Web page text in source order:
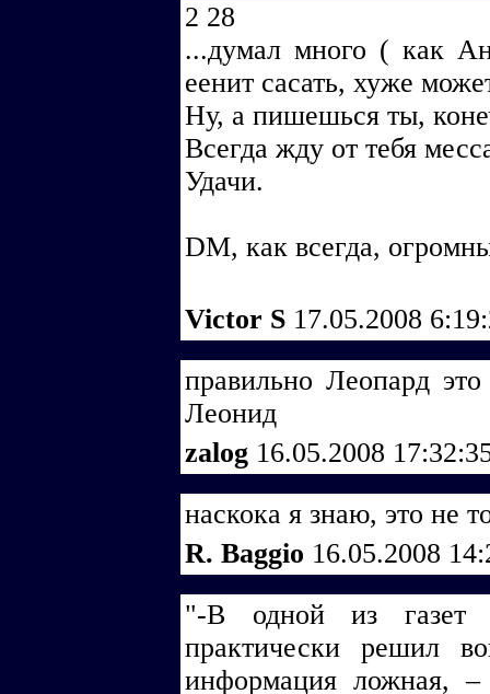
2 28
...думал много ( как
еенит сасать, хуже
Ну, а пишешься ты,
Всегда жду от тебя
Удачи.
DM, как всегда,
Victor S 17.05.2008
правильно Леопард
Леонид
zalog 16.05.2008
наскока я знаю, это не
R. Baggio 16.05.2008
"-В одной из газет
практически решил
информация ложная, –